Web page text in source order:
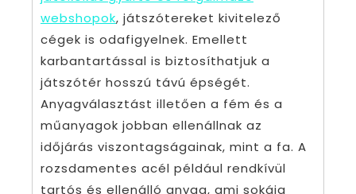
webshopok, játszótereket kivitelező
cégek is odafigyelnek. Emellett
karbantartással is biztosíthatjuk a
játszótér hosszú távú épségét.
Anyagválasztást illetően a fém és a
műanyagok jobban ellenállnak az
időjárás viszontagságainak, mint a fa. A
rozsdamentes acél például rendkívül
tartós és ellenálló anyag, ami sokáig